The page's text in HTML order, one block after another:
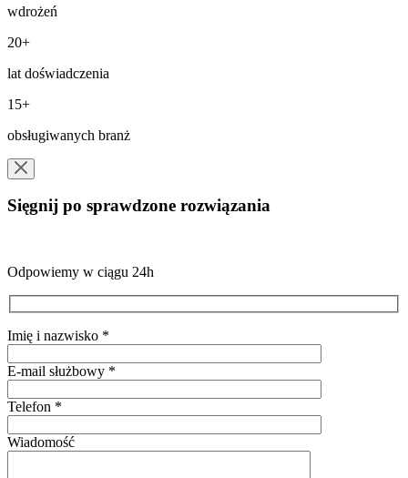
wdrożeń
20+
lat doświadczenia
15+
obsługiwanych branż
Sięgnij po sprawdzone rozwiązania
Odpowiemy w ciągu 24h
Imię i nazwisko *
E-mail służbowy *
Telefon *
Wiadomość